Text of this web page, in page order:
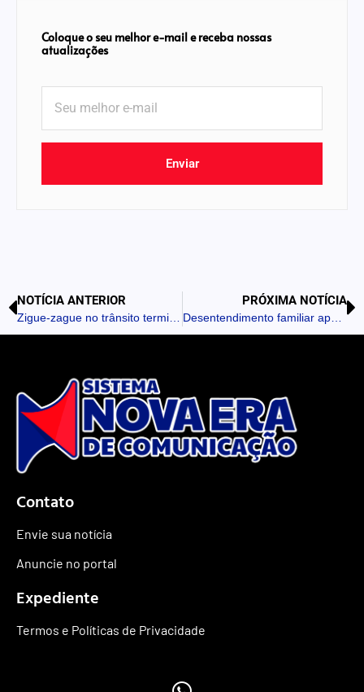
Coloque o seu melhor e-mail e receba nossas
atualizações
Enviar
NOTÍCIA ANTERIOR PRÓXIMA NOTÍCIA
Desentendimento familiar após visita exige intervenção da PM em Grandes Rios
Contato
Envie sua notícia
Anuncie no portal
Expediente
Termos e Políticas de Privacidade